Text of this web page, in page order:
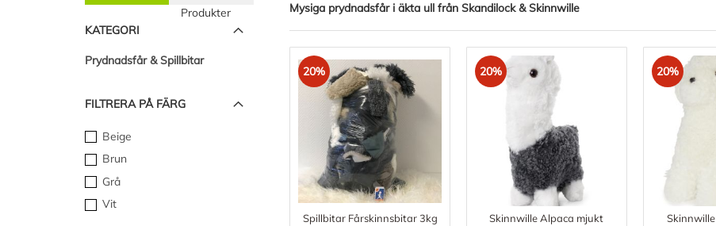
Mysiga prydnadsfår i äkta ull från Skandilock & Skinnwille
20%
Spillbitar Fårskinnsbitar 3kg
20%
Skinnwille Alpaca mjukt
20%
Produkter
KATEGORI
Prydnadsfår & Spillbitar
FILTRERA PÅ FÄRG
Beige
Brun
Grå
Vit